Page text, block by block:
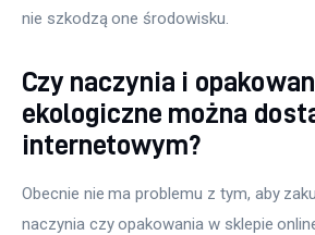
nie szkodzą one środowisku.
Czy naczynia i
ekologiczne można
internetowym?
Obecnie nie ma problemu z tym, aby
naczynia czy opakowania w sklepie